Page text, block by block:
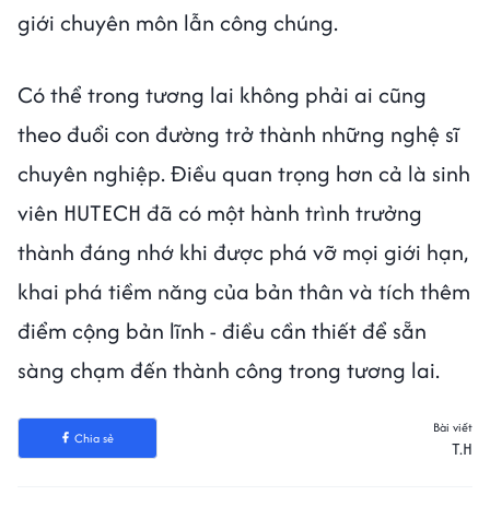
giới chuyên môn lẫn công chúng.
Có thể trong tương lai không phải ai cũng
theo đuổi con đường trở thành những nghệ sĩ
chuyên nghiệp. Điều quan trọng hơn cả là sinh
viên HUTECH đã có một hành trình trưởng
thành đáng nhớ khi được phá vỡ mọi giới hạn,
khai phá tiềm năng của bản thân và tích thêm
điểm cộng bản lĩnh - điều cần thiết để sẵn
sàng chạm đến thành công trong tương lai.
Chia sẻ
Bài viết
T.H